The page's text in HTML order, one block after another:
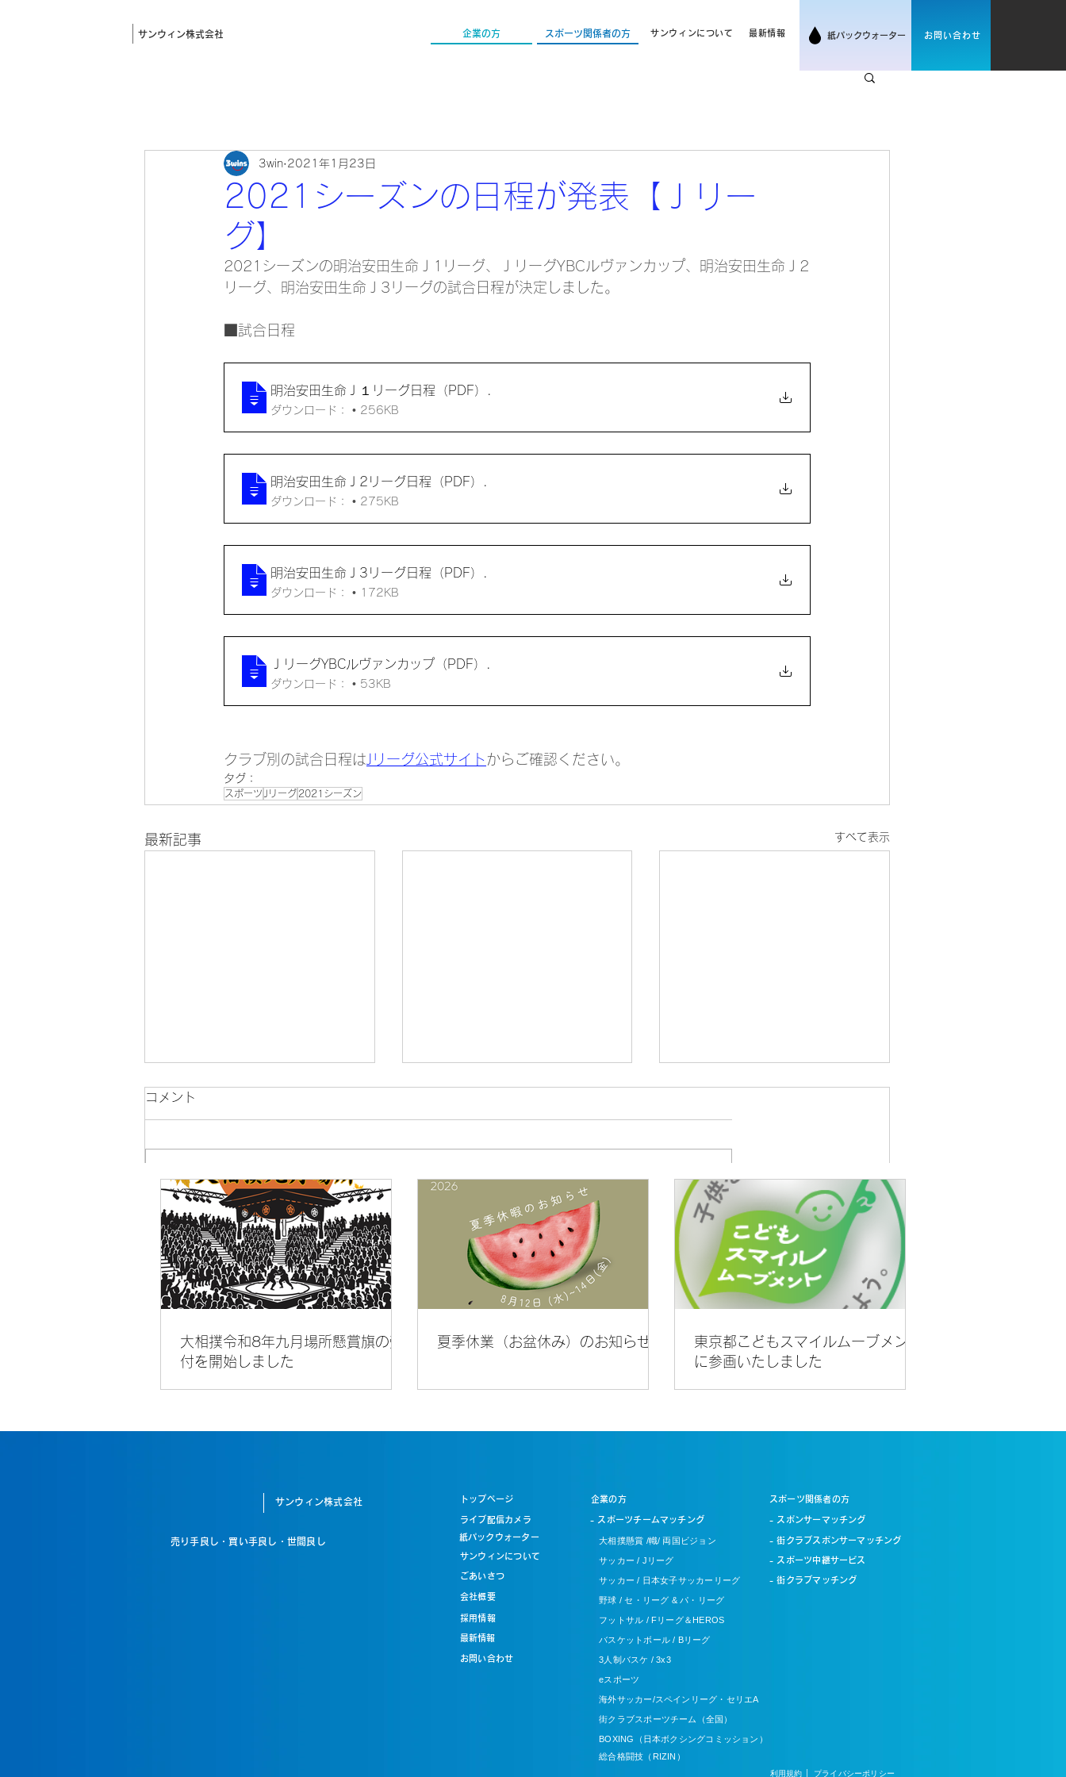
サンウィンについて
サンウィン株式会社 企業の方 スポーツ関係者の方 サンウィンについて 最新情報 紙パックウォーター お問い合わせ
2021シーズンの日程が発表【Ｊリー
グ】
3win 2021年1月23日
2021シーズンの明治安田生命Ｊ1リーグ、ＪリーグYBCルヴァンカップ、明治安田生命Ｊ2
リーグ、明治安田生命Ｊ3リーグの試合日程が決定しました。
■試合日程
明治安田生命Ｊ１リーグ日程（PDF）
ダウンロード： • 256KB
明治安田生命Ｊ2リーグ日程（PDF）
ダウンロード： • 275KB
明治安田生命Ｊ3リーグ日程（PDF）
ダウンロード： • 172KB
ＪリーグYBCルヴァンカップ（PDF）
ダウンロード： • 53KB
クラブ別の試合日程は Jリーグ公式サイト からご確認ください。
タグ：
スポーツ Jリーグ 2021シーズン
最新記事 すべて表示
名古屋グランパス鯱の大祭典
2023メニューの販売開始
スポーツマッチングサービス
の紹介動画が出来ました
【2021】明治安田生命Jリー
グ(J1・J2・J3)開幕日、試合
日程について
コメント
大相撲令和8年九月場所懸賞旗の受
付を開始しました
夏季休業（お盆休み）のお知らせの
東京都こどもスマイルムーブメント
に参画いたしました
売り手良し・買い手良し・世間良し
サンウィン株式会社 トップページ
ライブ配信カメラ
​紙パックウォーター
サンウィンについて
ごあいさつ
会社概要
採用情報
​最新情報
お問い合わせ
企業の方
- スポーツチームマッチング
大相撲懸賞 /幟/ 両国ビジョン
サッカー / Jリーグ
サッカー / 日本女子サッカーリーグ
野球 / セ・リーグ & パ・リーグ
フットサル / Fリーグ＆HEROS
バスケットボール / Bリーグ
3人制バスケ / 3x3
eスポーツ
海外サッカー/スペインリーグ・セリエA
街クラブスポーツチーム（全国）
BOXING（日本ボクシングコミッション）
総合格闘技（RIZIN）
スポーツ関係者の方
- スポンサーマッチング
- 街クラブスポンサーマッチング
- スポーツ中継サービス
- 街クラブマッチング
利用規約 │ プライバシーポリシー